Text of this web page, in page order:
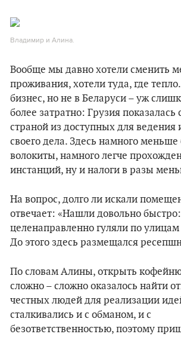
Владимир и Алина.
Вообще мы давно хотели сменить
проживания, хотели туда, где
бизнес, но не в Беларуси – уж
более затратно: Грузия
страной из доступных для ведения
своего дела. Здесь намного
волокиты, намного легче
инстанций, ну и налоги в разы
На вопрос, долго ли искали
отвечает: «Нашли довольно быстро:
целенаправленно гуляли по улицам
До этого здесь размещался
По словам Алины, открыть
сложно – сложно оказалось найти
честных людей для реализации
сталкивались и с обманом, и с
безответственностью, поэтому